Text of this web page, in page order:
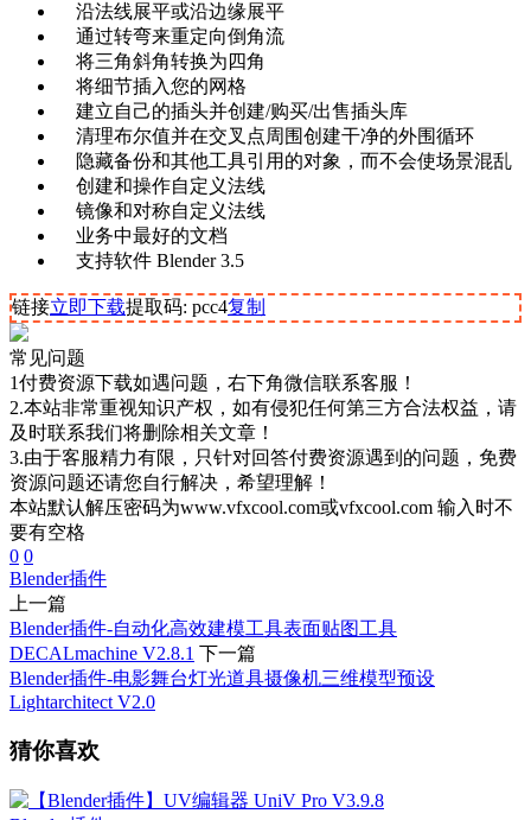
沿法线展平或沿边缘展平
通过转弯来重定向倒角流
将三角斜角转换为四角
将细节插入您的网格
建立自己的插头并创建/购买/出售插头库
清理布尔值并在交叉点周​​围创建干净的外围循环
隐藏备份和其他工具引用的对象，而不会使场景混乱
创建和操作自定义法线
镜像和对称自定义法线
业务中最好的文档
支持软件 Blender 3.5
链接立即下载提取码: pcc4复制
常见问题
1付费资源下载如遇问题，右下角微信联系客服！
2.本站非常重视知识产权，如有侵犯任何第三方合法权益，请
及时联系我们将删除相关文章！
3.由于客服精力有限，只针对回答付费资源遇到的问题，免费
资源问题还请您自行解决，希望理解！
本站默认解压密码为www.vfxcool.com或vfxcool.com 输入时不
要有空格
0 0
Blender插件
上一篇
Blender插件-自动化高效建模工具表面贴图工具
DECALmachine V2.8.1 下一篇
Blender插件-电影舞台灯光道具摄像机三维模型预设
Lightarchitect V2.0
猜你喜欢